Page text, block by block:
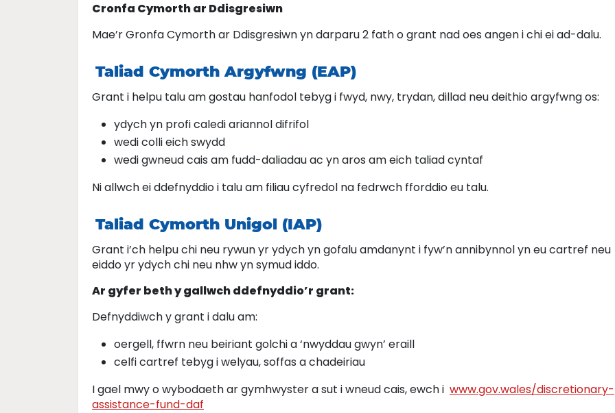
Cronfa Cymorth ar Ddisgresiwn
Mae’r Gronfa Cymorth ar Ddisgresiwn yn darparu 2 fath o grant nad oes angen i chi ei ad-dalu.
Taliad Cymorth Argyfwng (EAP)
Grant i helpu talu am gostau hanfodol tebyg i fwyd, nwy, trydan, dillad neu deithio argyfwng os:
ydych yn profi caledi ariannol difrifol
wedi colli eich swydd
wedi gwneud cais am fudd-daliadau ac yn aros am eich taliad cyntaf
Ni allwch ei ddefnyddio i talu am filiau cyfredol na fedrwch fforddio eu talu.
Taliad Cymorth Unigol (IAP)
Grant i’ch helpu chi neu rywun yr ydych yn gofalu amdanynt i fyw’n annibynnol yn eu cartref neu
eiddo yr ydych chi neu nhw yn symud iddo.
Ar gyfer beth y gallwch ddefnyddio’r grant:
Defnyddiwch y grant i dalu am:
oergell, ffwrn neu beiriant golchi a ‘nwyddau gwyn’ eraill
celfi cartref tebyg i welyau, soffas a chadeiriau
I gael mwy o wybodaeth ar gymhwyster a sut i wneud cais, ewch i www.gov.wales/discretionary-
assistance-fund-daf